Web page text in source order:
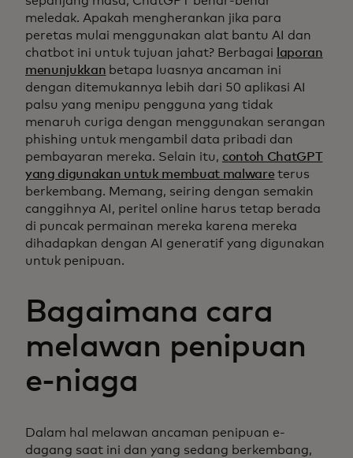
meledak. Apakah mengherankan jika para
peretas mulai menggunakan alat bantu AI dan
chatbot ini untuk tujuan jahat? Berbagai
laporan
menunjukkan betapa luasnya ancaman ini
dengan ditemukannya lebih dari 50 aplikasi AI
palsu yang menipu pengguna yang tidak
menaruh curiga dengan menggunakan serangan
phishing untuk mengambil data pribadi dan
pembayaran mereka. Selain itu, contoh ChatGPT
yang digunakan untuk membuat malware terus
berkembang. Memang, seiring dengan semakin
canggihnya AI, peritel online harus tetap berada
di puncak permainan mereka karena mereka
dihadapkan dengan AI generatif yang digunakan
untuk penipuan.
Bagaimana cara
melawan penipuan
e-niaga
Dalam hal melawan ancaman penipuan e-
dagang saat ini dan yang sedang berkembang,